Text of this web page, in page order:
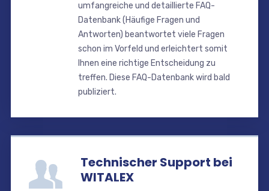
umfangreiche und detaillierte FAQ-
Datenbank (Häufige Fragen und
Antworten) beantwortet viele Fragen
schon im Vorfeld und erleichtert somit
Ihnen eine richtige Entscheidung zu
treffen. Diese FAQ-Datenbank wird bald
publiziert.
Technischer Support bei
WITALEX